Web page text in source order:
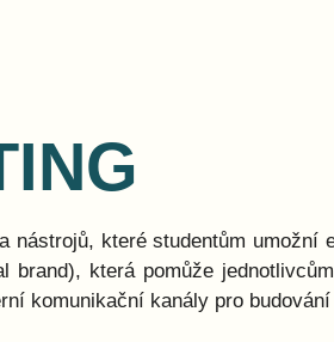
nástrojů, které studentům
brand), která pomůže
komunikační kanály pro